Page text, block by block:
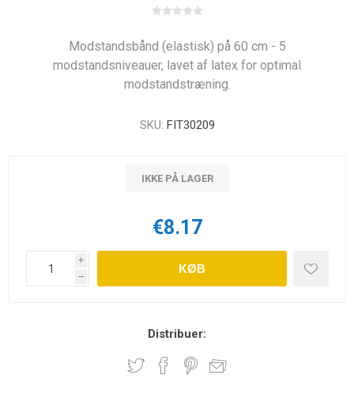
Modstandsbånd (elastisk) på 60 cm - 5
modstandsniveauer, lavet af latex for optimal
modstandstræning.
SKU: FIT30209
IKKE PÅ LAGER
€8.17
i
h
KØB
Distribuer: